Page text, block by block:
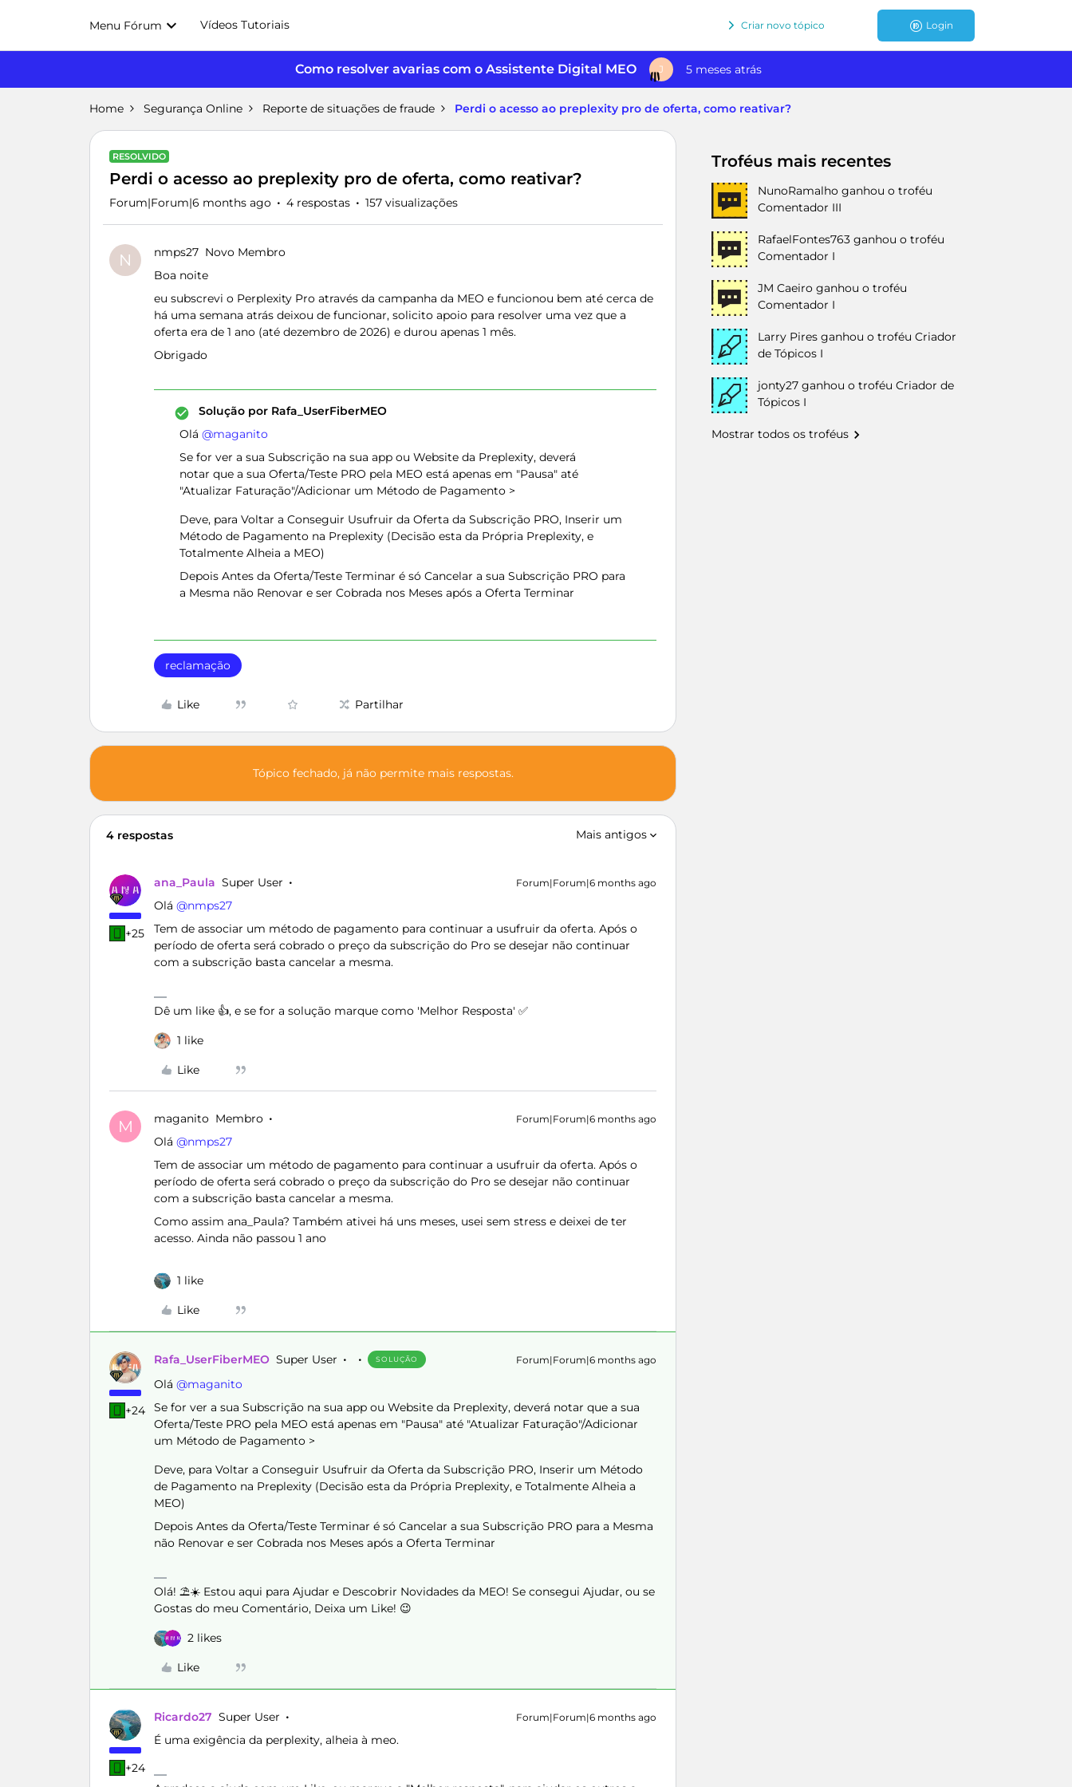
Menu Fórum Vídeos Tutoriais Criar novo tópico Login
Como resolver avarias com o Assistente Digital MEO J 5 meses atrás
Home Segurança Online Reporte de situações de fraude Perdi o acesso ao preplexity pro de oferta, como reativar?
RESOLVIDO
Perdi o acesso ao preplexity pro de oferta, como reativar?
Forum|Forum|6 months ago 4 respostas 157 visualizações
N nmps27 Novo Membro
Boa noite
eu subscrevi o Perplexity Pro através da campanha da MEO e funcionou bem até cerca de
há uma semana atrás deixou de funcionar, solicito apoio para resolver uma vez que a
oferta era de 1 ano (até dezembro de 2026) e durou apenas 1 mês.
Obrigado
Solução por Rafa_UserFiberMEO
Olá ​ @maganito
Se for ver a sua Subscrição na sua app ou Website da Preplexity, deverá
notar que a sua Oferta/Teste PRO pela MEO está apenas em "Pausa" até
"Atualizar Faturação"/Adicionar um Método de Pagamento >
Deve, para Voltar a Conseguir Usufruir da Oferta da Subscrição PRO, Inserir um
Método de Pagamento na Preplexity (Decisão esta da Própria Preplexity, e
Totalmente Alheia a MEO)
Depois Antes da Oferta/Teste Terminar é só Cancelar a sua Subscrição PRO para
a Mesma não Renovar e ser Cobrada nos Meses após a Oferta Terminar
reclamação
Like Partilhar
Tópico fechado, já não permite mais respostas.
4 respostas Mais antigos
+25
ana_Paula Super User Forum|Forum|6 months ago
Olá ​ @nmps27
Tem de associar um método de pagamento para continuar a usufruir da oferta. Após o
período de oferta será cobrado o preço da subscrição do Pro se desejar não continuar
com a subscrição basta cancelar a mesma.
Dê um like 👍, e se for a solução marque como 'Melhor Resposta' ✅
1 like
Like
M maganito Membro Forum|Forum|6 months ago
Olá ​ @nmps27
Tem de associar um método de pagamento para continuar a usufruir da oferta. Após o
período de oferta será cobrado o preço da subscrição do Pro se desejar não continuar
com a subscrição basta cancelar a mesma.
Como assim ana_Paula? Também ativei há uns meses, usei sem stress e deixei de ter
acesso. Ainda não passou 1 ano
1 like
Like
+24
Rafa_UserFiberMEO Super User SOLUÇÃO Forum|Forum|6 months ago
Olá ​ @maganito
Se for ver a sua Subscrição na sua app ou Website da Preplexity, deverá notar que a sua
Oferta/Teste PRO pela MEO está apenas em "Pausa" até "Atualizar Faturação"/Adicionar
um Método de Pagamento >
Deve, para Voltar a Conseguir Usufruir da Oferta da Subscrição PRO, Inserir um Método
de Pagamento na Preplexity (Decisão esta da Própria Preplexity, e Totalmente Alheia a
MEO)
Depois Antes da Oferta/Teste Terminar é só Cancelar a sua Subscrição PRO para a Mesma
não Renovar e ser Cobrada nos Meses após a Oferta Terminar
Olá! ⛱️☀️ Estou aqui para Ajudar e Descobrir Novidades da MEO! Se consegui Ajudar, ou se
Gostas do meu Comentário, Deixa um Like! 😉
2 likes
Like
+24
Ricardo27 Super User Forum|Forum|6 months ago
É uma exigência da perplexity, alheia à meo.
Troféus mais recentes
NunoRamalho ganhou o troféu
Comentador III
RafaelFontes763 ganhou o troféu
Comentador I
JM Caeiro ganhou o troféu
Comentador I
Larry Pires ganhou o troféu Criador
de Tópicos I
jonty27 ganhou o troféu Criador de
Tópicos I
Mostrar todos os troféus